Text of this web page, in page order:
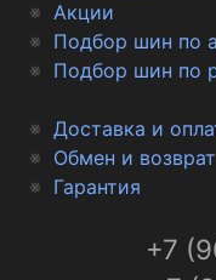
Акции
Подбор шин по
Подбор шин по
Доставка и
Обмен и возврат
Гарантия
+7